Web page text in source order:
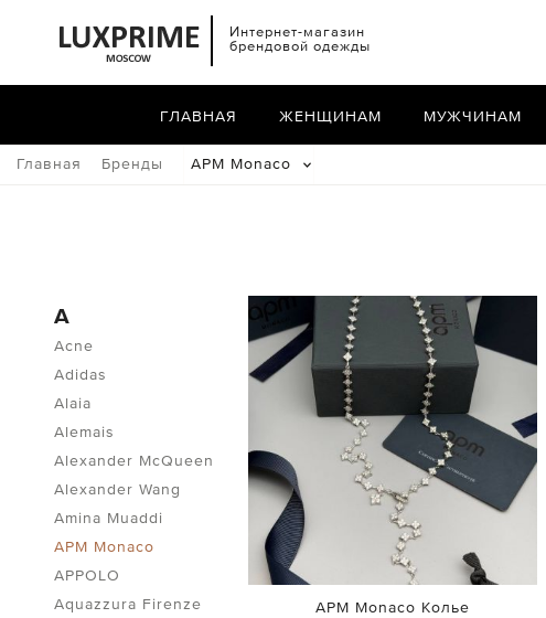
Интернет-магазин
брендовой одежды
ГЛАВНАЯ ЖЕНЩИНАМ МУЖЧИНАМ
Главная Бренды APM Monaco
A
Acne
Adidas
Alaia
Alemais
Alexander McQueen
Alexander Wang
Amina Muaddi
APM Monaco
APPOLO
Aquazzura Firenze
APM Monaco Колье